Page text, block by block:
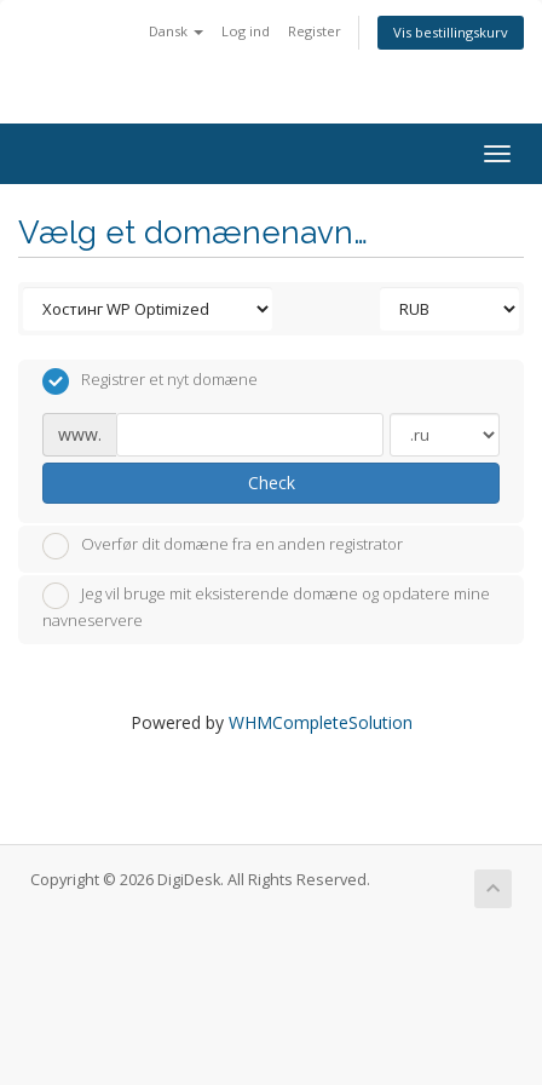
Dansk Log ind Register Vis bestillingskurv
Vælg et domænenavn…
Registrer et nyt domæne
www.
Check
Overfør dit domæne fra en anden registrator
Jeg vil bruge mit eksisterende domæne og opdatere mine
navneservere
Powered by WHMCompleteSolution
Copyright © 2026 DigiDesk. All Rights Reserved.